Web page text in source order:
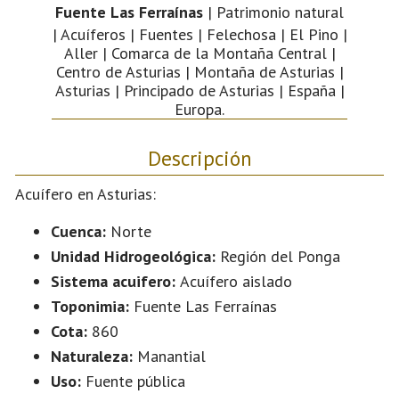
Fuente Las Ferraínas | Patrimonio natural
| Acuíferos | Fuentes | Felechosa | El Pino |
Aller | Comarca de la Montaña Central |
Centro de Asturias | Montaña de Asturias |
Asturias | Principado de Asturias | España |
Europa.
Descripción
Acuífero en Asturias:
Cuenca: Norte
Unidad Hidrogeológica: Región del Ponga
Sistema acuifero: Acuífero aislado
Toponimia: Fuente Las Ferraínas
Cota: 860
Naturaleza: Manantial
Uso: Fuente pública